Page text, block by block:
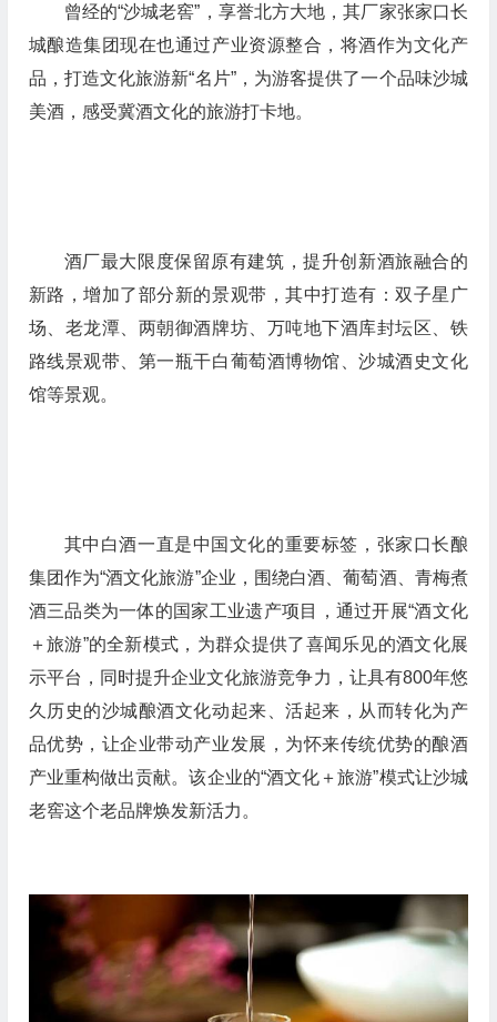
曾经的“沙城老窖”，享誉北方大地，其厂家张家口长
城酿造集团现在也通过产业资源整合，将酒作为文化产
品，打造文化旅游新“名片”，为游客提供了一个品味沙城
美酒，感受冀酒文化的旅游打卡地。
酒厂最大限度保留原有建筑，提升创新酒旅融合的
新路，增加了部分新的景观带，其中打造有：双子星广
场、老龙潭、两朝御酒牌坊、万吨地下酒库封坛区、铁
路线景观带、第一瓶干白葡萄酒博物馆、沙城酒史文化
馆等景观。
其中白酒一直是中国文化的重要标签，张家口长酿
集团作为“酒文化旅游”企业，围绕白酒、葡萄酒、青梅煮
酒三品类为一体的国家工业遗产项目，通过开展“酒文化
＋旅游”的全新模式，为群众提供了喜闻乐见的酒文化展
示平台，同时提升企业文化旅游竞争力，让具有800年悠
久历史的沙城酿酒文化动起来、活起来，从而转化为产
品优势，让企业带动产业发展，为怀来传统优势的酿酒
产业重构做出贡献。该企业的“酒文化＋旅游”模式让沙城
老窖这个老品牌焕发新活力。